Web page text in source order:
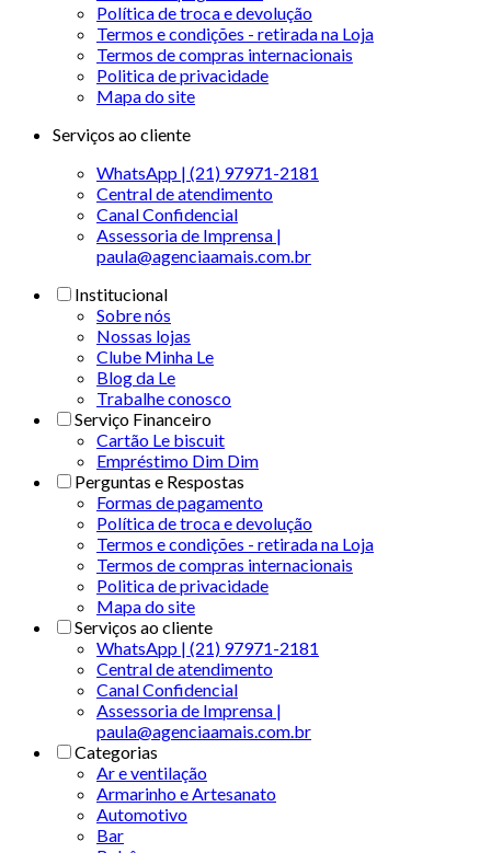
Política de troca e devolução
Termos e condições - retirada na Loja
Termos de compras internacionais
Politica de privacidade
Mapa do site
Serviços ao cliente
WhatsApp | (21) 97971-2181
Central de atendimento
Canal Confidencial
Assessoria de Imprensa |
paula@agenciaamais.com.br
Institucional
Sobre nós
Nossas lojas
Clube Minha Le
Blog da Le
Trabalhe conosco
Serviço Financeiro
Cartão Le biscuit
Empréstimo Dim Dim
Perguntas e Respostas
Formas de pagamento
Política de troca e devolução
Termos e condições - retirada na Loja
Termos de compras internacionais
Politica de privacidade
Mapa do site
Serviços ao cliente
WhatsApp | (21) 97971-2181
Central de atendimento
Canal Confidencial
Assessoria de Imprensa |
paula@agenciaamais.com.br
Categorias
Ar e ventilação
Armarinho e Artesanato
Automotivo
Bar